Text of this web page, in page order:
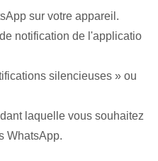
sur votre appareil.
notification de l'applicatio
silencieuses » ou
laquelle vous souhaitez
WhatsApp.